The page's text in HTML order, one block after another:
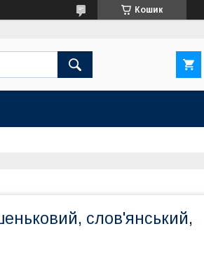
Кошик
слов'янський,